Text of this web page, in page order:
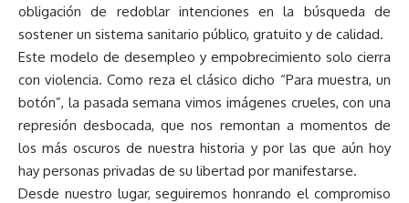
obligación de redoblar intenciones en la búsqueda de
sostener un sistema sanitario público, gratuito y de calidad.
Este modelo de desempleo y empobrecimiento solo cierra
con violencia. Como reza el clásico dicho “Para muestra, un
botón”, la pasada semana vimos imágenes crueles, con una
represión desbocada, que nos remontan a momentos de
los más oscuros de nuestra historia y por las que aún hoy
hay personas privadas de su libertad por manifestarse.
Desde nuestro lugar, seguiremos honrando el compromiso